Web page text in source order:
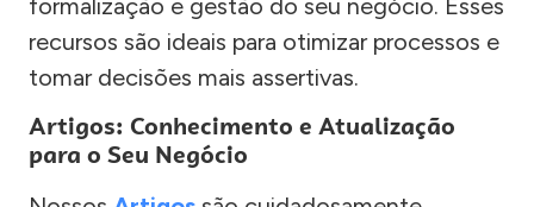
formalização e gestão do seu negócio. Esses
recursos são ideais para otimizar processos e
tomar decisões mais assertivas.
Artigos: Conhecimento e Atualização
para o Seu Negócio